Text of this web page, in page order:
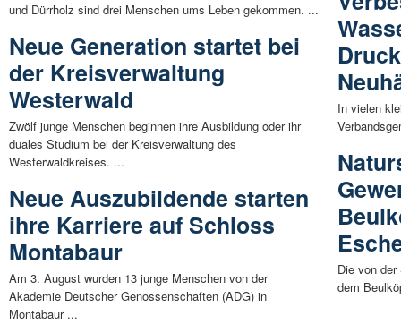
und Dürrholz sind drei Menschen ums Leben gekommen. ...
Neue Generation startet bei
der Kreisverwaltung
Westerwald
Zwölf junge Menschen beginnen ihre Ausbildung oder ihr
duales Studium bei der Kreisverwaltung des
Westerwaldkreises. ...
Neue Auszubildende starten
ihre Karriere auf Schloss
Montabaur
Am 3. August wurden 13 junge Menschen von der
Akademie Deutscher Genossenschaften (ADG) in
Montabaur ...
In vielen
Die von
dem